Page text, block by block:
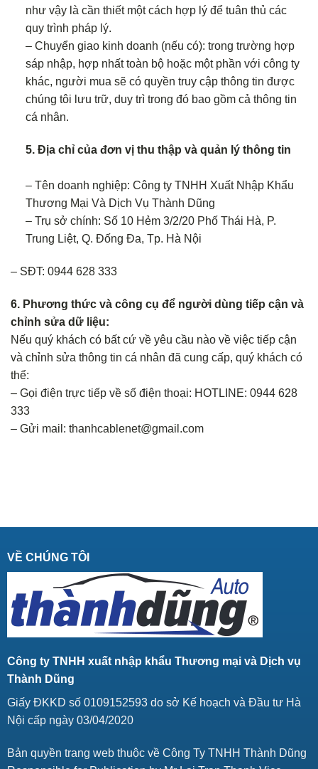
như vậy là cần thiết một cách hợp lý để tuân thủ các
quy trình pháp lý.
– Chuyển giao kinh doanh (nếu có): trong trường hợp
sáp nhập, hợp nhất toàn bộ hoặc một phần với công ty
khác, người mua sẽ có quyền truy cập thông tin được
chúng tôi lưu trữ, duy trì trong đó bao gồm cả thông tin
cá nhân.
5. Địa chỉ của đơn vị thu thập và quản lý thông tin
– Tên doanh nghiệp: Công ty TNHH Xuất Nhập Khẩu
Thương Mại Và Dịch Vụ Thành Dũng
– Trụ sở chính: Số 10 Hẻm 3/2/20 Phố Thái Hà, P.
Trung Liệt, Q. Đống Đa, Tp. Hà Nội
– SĐT: 0944 628 333
6. Phương thức và công cụ để người dùng tiếp cận và
chỉnh sửa dữ liệu:
Nếu quý khách có bất cứ về yêu cầu nào về việc tiếp cận
và chỉnh sửa thông tin cá nhân đã cung cấp, quý khách có
thể:
– Gọi điện trực tiếp về số điện thoại: HOTLINE: 0944 628
333
– Gửi mail: thanhcablenet@gmail.com
VỀ CHÚNG TÔI
Công ty TNHH xuất nhập khẩu Thương mại và Dịch vụ
Thành Dũng
Giấy ĐKKD số 0109152593 do sở Kế hoạch và Đầu tư Hà
Nội cấp ngày 03/04/2020
Bản quyền trang web thuộc về Công Ty TNHH Thành Dũng